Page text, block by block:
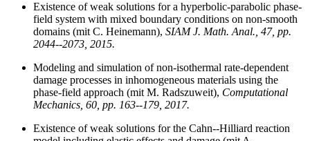
Existence of weak solutions for a hyperbolic-parabolic phase-
field system with mixed boundary conditions on non-smooth
domains (mit C. Heinemann), SIAM J. Math. Anal., 47, pp.
2044--2073, 2015.
Modeling and simulation of non-isothermal rate-dependent
damage processes in inhomogeneous materials using the
phase-field approach (mit M. Radszuweit), Computational
Mechanics, 60, pp. 163--179, 2017.
Existence of weak solutions for the Cahn--Hilliard reaction